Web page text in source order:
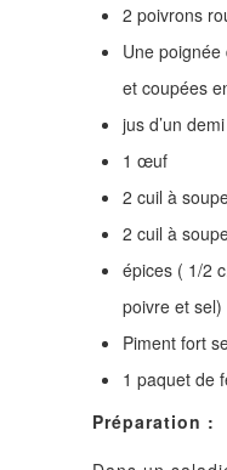
2 poivrons
Une poignée
et coupées
jus d’un
1 œuf
2 cuil à
2 cuil à
épices ( 1/2
poivre et sel)
Piment fort
1 paquet de
Préparation :